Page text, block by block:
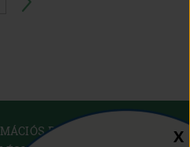
X
RENDSZER